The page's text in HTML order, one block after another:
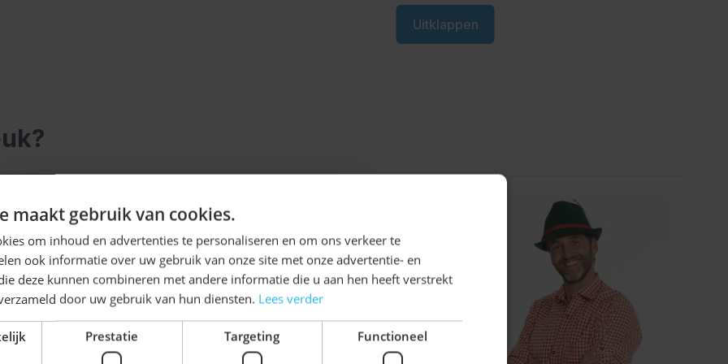
toe aan je outfit. Prost
Uitklappen
met de tabtoets. U kunt de carrousel overslaan of direct naar de carrouselnavigatie gaan met de overslaan
maakt gebruik van cookies.
om inhoud en advertenties te personaliseren en om ons verkeer te
ook informatie over uw gebruik van onze site met onze advertentie- en
deze kunnen combineren met andere informatie die u aan hen heeft verstrekt
door uw gebruik van hun diensten. Lees verder
Prestatie Targeting Functioneel
Ontvang5%
KORTING!
Schrijf je nu in voor de nieuwsbrief en ontvang toegang
tot exclusieve kortingen!
Voor- en achternaam